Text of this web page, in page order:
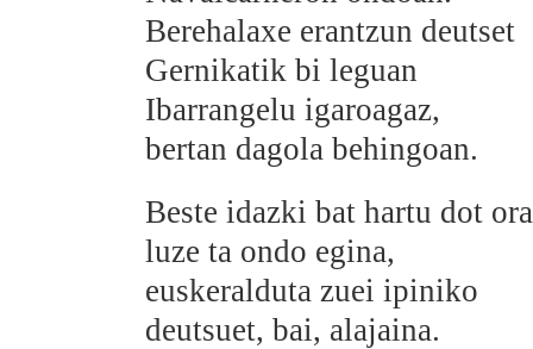
Berehalaxe erantzun deutset
Gernikatik bi leguan
Ibarrangelu igaroagaz,
bertan dagola behingoan.
Beste idazki bat hartu dot
luze ta ondo egina,
euskeralduta zuei ipiniko
deutsuet, bai, alajaina.